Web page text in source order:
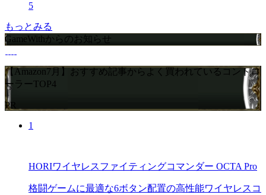
5
もっとみる
GameWithからのお知らせ
【Amazon7月】おすすめ記事からよく買われているコントロ
ーラーTOP4
PR
1
HORIワイヤレスファイティングコマンダー OCTA Pro
格闘ゲームに最適な6ボタン配置の高性能ワイヤレスコ